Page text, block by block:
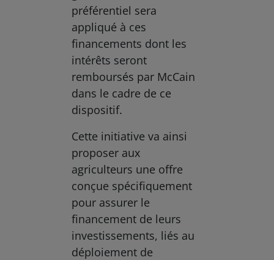
préférentiel sera
appliqué à ces
financements dont les
intérêts seront
remboursés par McCain
dans le cadre de ce
dispositif.
Cette initiative va ainsi
proposer aux
agriculteurs une offre
conçue spécifiquement
pour assurer le
financement de leurs
investissements, liés au
déploiement de